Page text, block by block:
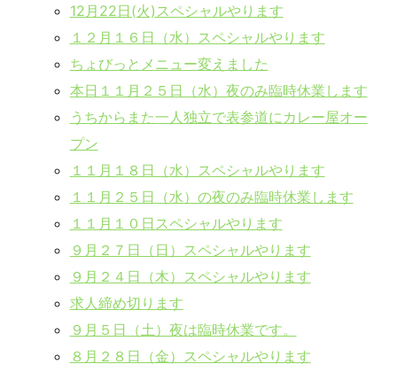
12月22日(火)スペシャルやります
１２月１６日（水）スペシャルやります
ちょびっとメニュー変えました
本日１１月２５日（水）夜のみ臨時休業します
うちからまた一人独立で表参道にカレー屋オー
プン
１１月１８日（水）スペシャルやります
１１月２５日（水）の夜のみ臨時休業します
１１月１０日スペシャルやります
９月２７日（日）スペシャルやります
９月２４日（木）スペシャルやります
求人締め切ります
９月５日（土）夜は臨時休業です。
８月２８日（金）スペシャルやります